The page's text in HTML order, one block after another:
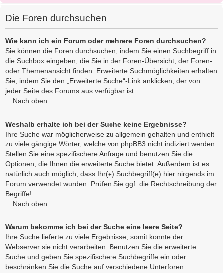
Die Foren durchsuchen
Wie kann ich ein Forum oder mehrere Foren durchsuchen?
Sie können die Foren durchsuchen, indem Sie einen Suchbegriff in
die Suchbox eingeben, die Sie in der Foren-Übersicht, der Foren-
oder Themenansicht finden. Erweiterte Suchmöglichkeiten erhalten
Sie, indem Sie den „Erweiterte Suche“-Link anklicken, der von
jeder Seite des Forums aus verfügbar ist.
Nach oben
Weshalb erhalte ich bei der Suche keine Ergebnisse?
Ihre Suche war möglicherweise zu allgemein gehalten und enthielt
zu viele gängige Wörter, welche von phpBB3 nicht indiziert werden.
Stellen Sie eine spezifischere Anfrage und benutzen Sie die
Optionen, die Ihnen die erweiterte Suche bietet. Außerdem ist es
natürlich auch möglich, dass Ihr(e) Suchbegriff(e) hier nirgends im
Forum verwendet wurden. Prüfen Sie ggf. die Rechtschreibung der
Begriffe!
Nach oben
Warum bekomme ich bei der Suche eine leere Seite?
Ihre Suche lieferte zu viele Ergebnisse, somit konnte der
Webserver sie nicht verarbeiten. Benutzen Sie die erweiterte
Suche und geben Sie spezifischere Suchbegriffe ein oder
beschränken Sie die Suche auf verschiedene Unterforen.